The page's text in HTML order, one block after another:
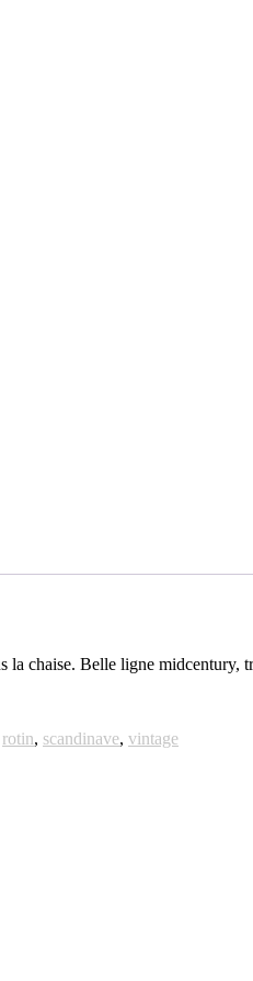
chaise. Belle ligne midcentury,
rotin, scandinave, vintage